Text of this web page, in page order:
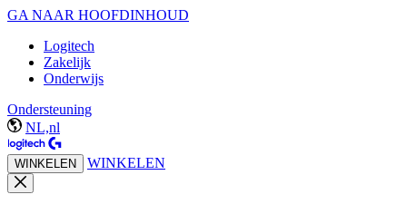
GA NAAR HOOFDINHOUD
Logitech
Zakelijk
Onderwijs
Ondersteuning
NL,nl
WINKELEN WINKELEN